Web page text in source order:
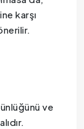
karşı
ve